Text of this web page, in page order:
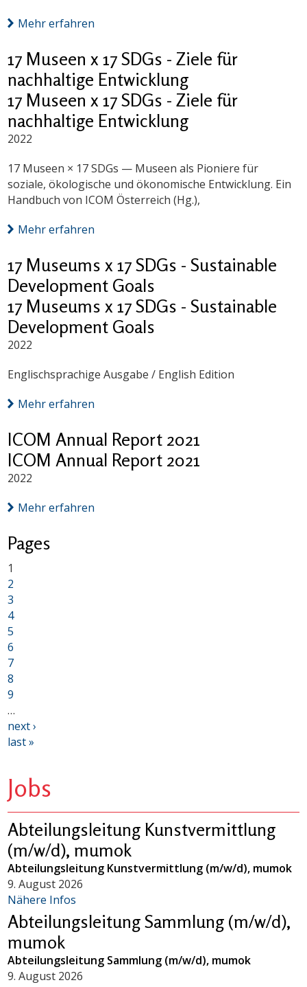
Mehr erfahren
17 Museen x 17 SDGs - Ziele für
nachhaltige Entwicklung
17 Museen x 17 SDGs - Ziele für
nachhaltige Entwicklung
2022
17 Museen × 17 SDGs — Museen als Pioniere für
soziale, ökologische und ökonomische Entwicklung. Ein
Handbuch von ICOM Österreich (Hg.),
Mehr erfahren
17 Museums x 17 SDGs - Sustainable
Development Goals
17 Museums x 17 SDGs - Sustainable
Development Goals
2022
Englischsprachige Ausgabe / English Edition
Mehr erfahren
ICOM Annual Report 2021
ICOM Annual Report 2021
2022
Mehr erfahren
Pages
1
2
3
4
5
6
7
8
9
…
next ›
last »
Jobs
Abteilungsleitung Kunstvermittlung
(m/w/d), mumok
Abteilungsleitung Kunstvermittlung (m/w/d), mumok
9. August 2026
Nähere Infos
Abteilungsleitung Sammlung (m/w/d),
mumok
Abteilungsleitung Sammlung (m/w/d), mumok
9. August 2026